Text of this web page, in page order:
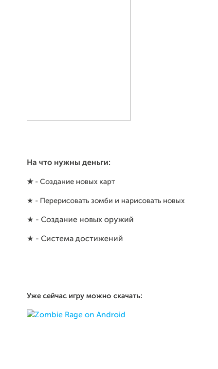
На что нужны деньги:
★ - Создание новых карт
★ - Перерисовать зомби и нарисовать новых
★ - Создание новых оружий
★ - Система достижений
Уже сейчас игру можно скачать: